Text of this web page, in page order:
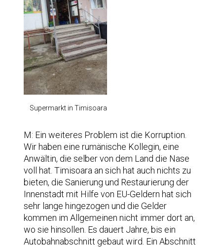
Supermarkt in Timisoara
M: Ein weiteres Problem ist die Korruption.
Wir haben eine rumänische Kollegin, eine
Anwältin, die selber von dem Land die Nase
voll hat. Timisoara an sich hat auch nichts zu
bieten, die Sanierung und Restaurierung der
Innenstadt mit Hilfe von EU-Geldern hat sich
sehr lange hingezogen und die Gelder
kommen im Allgemeinen nicht immer dort an,
wo sie hinsollen. Es dauert Jahre, bis ein
Autobahnabschnitt gebaut wird. Ein Abschnitt